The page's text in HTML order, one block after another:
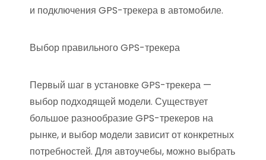
и подключения GPS-трекера в автомобиле.
Выбор правильного GPS-трекера
Первый шаг в установке GPS-трекера —
выбор подходящей модели. Существует
большое разнообразие GPS-трекеров на
рынке, и выбор модели зависит от конкретных
потребностей. Для автоучебы, можно выбрать